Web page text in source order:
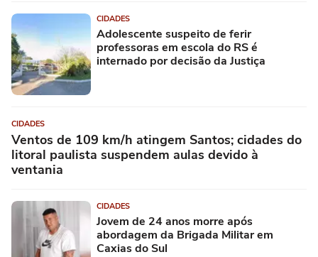
CIDADES
Adolescente suspeito de ferir
professoras em escola do RS é
internado por decisão da Justiça
CIDADES
Ventos de 109 km/h atingem Santos; cidades do
litoral paulista suspendem aulas devido à
ventania
CIDADES
Jovem de 24 anos morre após
abordagem da Brigada Militar em
Caxias do Sul